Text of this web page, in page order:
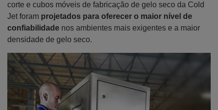
corte e cubos móveis de fabricação de gelo seco da Cold
Jet foram projetados para oferecer o maior nível de
confiabilidade nos ambientes mais exigentes e a maior
densidade de gelo seco.